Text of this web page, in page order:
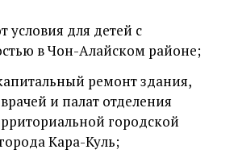
условия для детей с
в Чон-Алайском районе;
ремонт здания,
и палат отделения
городской
Кара-Куль;